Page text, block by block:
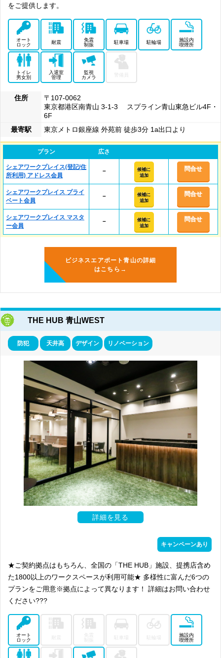
をご提供します。
オート
ロック
耐震
免震
制振
駐車場 駐輪場
施設内
喫煙所
トイレ
男女別
入退室
管理
監視
カメラ
警備員
住所
〒107-0062
東京都港区南青山 3-1-3 スプライン青山東急ビル4F・
6F
最寄駅
東京メトロ銀座線 外苑前 徒歩3分 1a出口より
プラン 広さ
シェアワークプレイス(登記/住
所利用) アドレス会員
－
候補に
追加
問合せ
シェアワークプレイス プライ
ベート会員
－
候補に
追加
問合せ
シェアワークプレイス マスタ
ー会員
－
候補に
追加
問合せ
ビジネスエアポート青山の詳細
はこちら→
THE HUB 青山WEST
防犯 天井高 デザイン リノベーション
詳細を見る
キャンペーンあり
★ご契約拠点はもちろん、全国の「THE HUB」施設、提携店含め
た1800以上のワークスペースが利用可能★ 多様性に富んだ6つの
プランをご用意※拠点によって異なります！ 詳細はお問い合わせ
ください???
オート
ロック
施設内
喫煙所